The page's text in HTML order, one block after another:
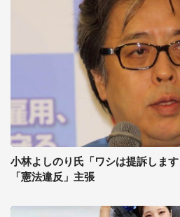
小林よしのり氏「ワシは提訴しま
「憲法違反」主張